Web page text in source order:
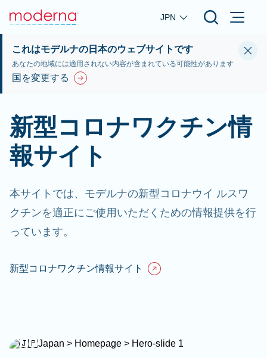
Skip to main content
JPN
これはモデルナの日本のウェブサイトです
あなたの地域には適用されない内容が含まれている可能性があります
国を変更する
新型コロナワクチン情
報サイト
本サイトでは、モデルナの新型コロナウイ ルスワ
クチンを適正にご使用いただくための情報提供を行
っています。
新型コロナワクチン情報サイト